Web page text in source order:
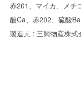
赤201、マイカ、メチ
酸Ca、赤202、硫酸
製造元 : 三興物産株式